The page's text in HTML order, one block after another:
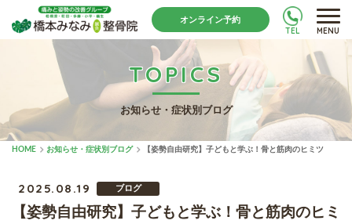
オンライン予約
TEL MENU
TOPICS
お知らせ・症状別ブログ
HOME お知らせ・症状別ブログ 【姿勢自由研究】子どもと学ぶ！骨と筋肉のヒミツ
2025.08.19 ブログ
【姿勢自由研究】子どもと学ぶ！骨と筋肉のヒミ